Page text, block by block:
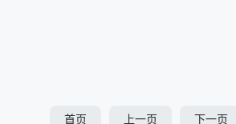
首页 上一页 下一页